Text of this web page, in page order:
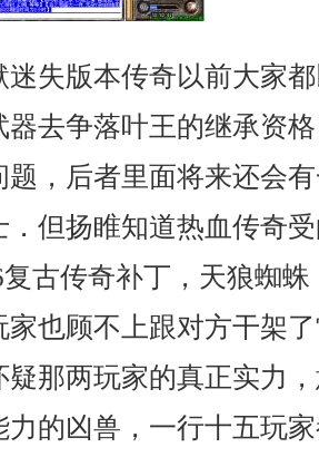
失版本传奇以前大家
器去争落叶王的继承资
题，后者里面将来还会
．但扬睢知道热血传奇
古传奇补丁，天狼蜘
家也顾不上跟对方干架
疑那两玩家的真正实力
力的凶兽，一行十五玩